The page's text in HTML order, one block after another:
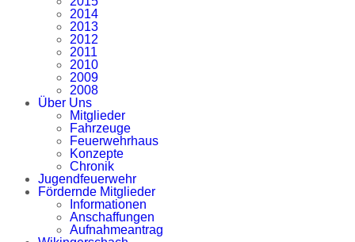
2014
2013
2012
2011
2010
2009
2008
Über Uns
Mitglieder
Fahrzeuge
Feuerwehrhaus
Konzepte
Chronik
Jugendfeuerwehr
Fördernde Mitglieder
Informationen
Anschaffungen
Aufnahmeantrag